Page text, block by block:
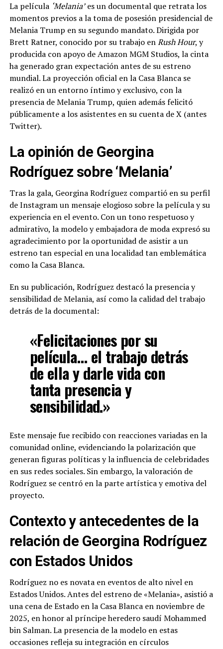
La película ‘Melania’es un documental que retrata los
momentos previos a la toma de posesión presidencial de
Melania Trump en su segundo mandato. Dirigida por
Brett Ratner, conocido por su trabajo enRush Hour, y
producida con apoyo de Amazon MGM Studios, la cinta
ha generado gran expectación antes de su estreno
mundial. La proyección oficial en la Casa Blanca se
realizó en un entorno íntimo y exclusivo, con la
presencia de Melania Trump, quien además felicitó
públicamente a los asistentes en su cuenta de X (antes
Twitter).
La opinión de Georgina
Rodríguez sobre ‘Melania’
Tras la gala, Georgina Rodríguez compartió en su perfil
de Instagram un mensaje elogioso sobre la película y su
experiencia en el evento. Con un tono respetuoso y
admirativo, la modelo y embajadora de moda expresó su
agradecimiento por la oportunidad de asistir a un
estreno tan especial en una localidad tan emblemática
como la Casa Blanca.
En su publicación, Rodríguez destacó la presencia y
sensibilidad de Melania, así como la calidad del trabajo
detrás de la documental:
«Felicitaciones por su
película… el trabajo detrás
de ella y darle vida con
tanta presencia y
sensibilidad.»
Este mensaje fue recibido con reacciones variadas en la
comunidad online, evidenciando la polarización que
generan figuras políticas y la influencia de celebridades
en sus redes sociales. Sin embargo, la valoración de
Rodríguez se centró en la parte artística y emotiva del
proyecto.
Contexto y antecedentes de la
relación de Georgina Rodríguez
con Estados Unidos
Rodríguez no es novata en eventos de alto nivel en
Estados Unidos. Antes del estreno de «Melania», asistió a
una cena de Estado en la Casa Blanca en noviembre de
2025, en honor al príncipe heredero saudí Mohammed
bin Salman. La presencia de la modelo en estas
occasiones refleja su integración en círculos